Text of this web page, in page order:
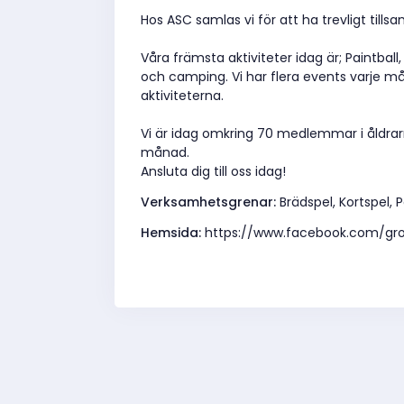
Hos ASC samlas vi för att ha trevligt
Våra främsta aktiviteter idag är;
och camping. Vi har flera events varje
aktiviteterna.
Vi är idag omkring 70 medlemmar i
månad.
Ansluta dig till oss idag!
Verksamhetsgrenar:Brädspel, Kortspel,
Hemsida:https://www.facebook.com/